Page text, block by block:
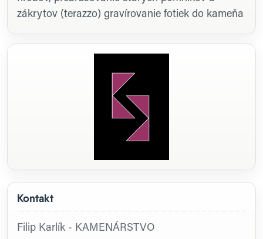
Kontakt
Filip Karlík - KAMENÁRSTVO
zákrytov (terazzo) gravírovanie fotiek do kameňa